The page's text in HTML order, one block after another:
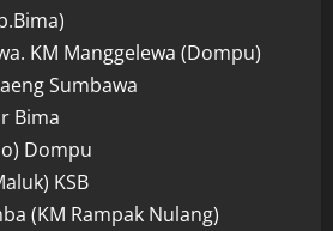
KM Manggelewa (Dompu)
Sumbawa
Bima
Dompu
KSB
(KM Rampak Nulang)